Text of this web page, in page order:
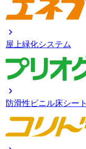
chevron_right
屋上緑化システム
chevron_right
防滑性ビニル床シート